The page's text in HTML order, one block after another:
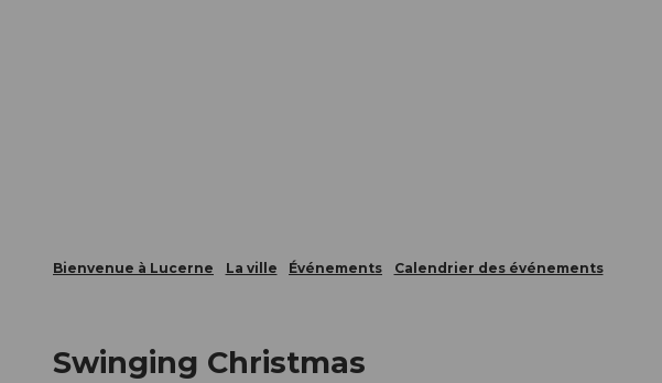
Bienvenue à Lucerne La ville Événements Calendrier des événements
Swinging Christmas